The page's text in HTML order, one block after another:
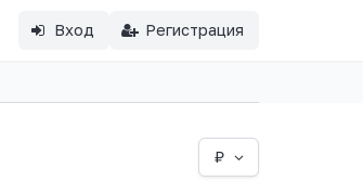
Вход Регистрация
₽